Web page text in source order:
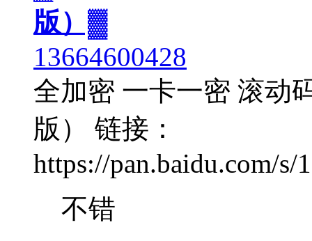
版）▓
13664600428
全加密 一卡一密 滚动
版） 链接：
https://pan.baidu.com/
不错